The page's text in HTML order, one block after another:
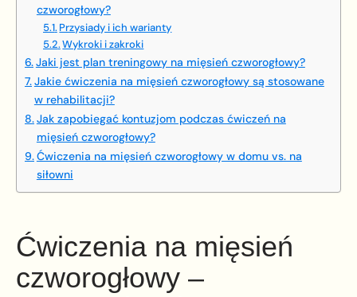
czworogłowy?
Przysiady i ich warianty
Wykroki i zakroki
Jaki jest plan treningowy na mięsień czworogłowy?
Jakie ćwiczenia na mięsień czworogłowy są stosowane
w rehabilitacji?
Jak zapobiegać kontuzjom podczas ćwiczeń na
mięsień czworogłowy?
Ćwiczenia na mięsień czworogłowy w domu vs. na
siłowni
Ćwiczenia na mięsień
czworogłowy –